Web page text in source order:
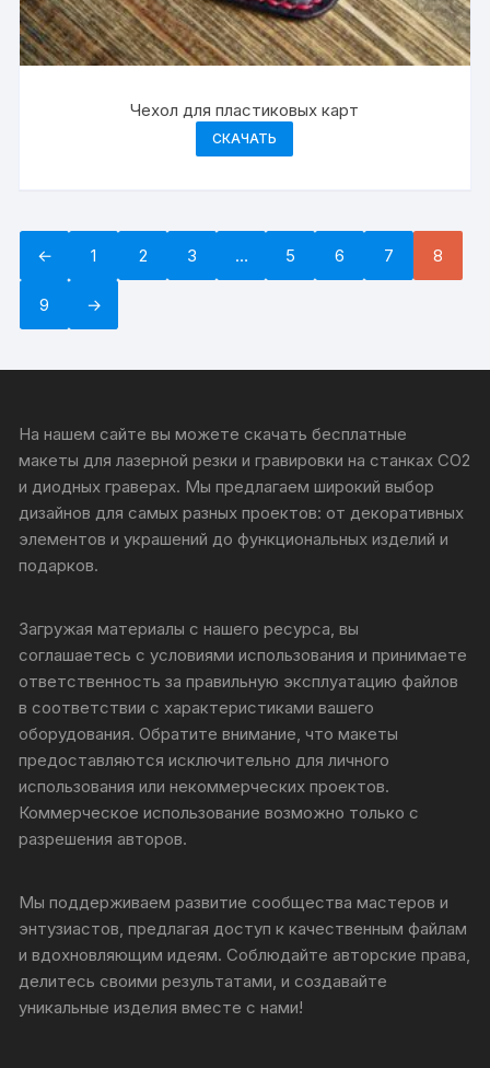
Чехол для пластиковых карт
СКАЧАТЬ
← 1 2 3 … 5 6 7 8
9 →
На нашем сайте вы можете скачать бесплатные
макеты для лазерной резки и гравировки на станках CO2
и диодных граверах. Мы предлагаем широкий выбор
дизайнов для самых разных проектов: от декоративных
элементов и украшений до функциональных изделий и
подарков.
Загружая материалы с нашего ресурса, вы
соглашаетесь с условиями использования и принимаете
ответственность за правильную эксплуатацию файлов
в соответствии с характеристиками вашего
оборудования. Обратите внимание, что макеты
предоставляются исключительно для личного
использования или некоммерческих проектов.
Коммерческое использование возможно только с
разрешения авторов.
Мы поддерживаем развитие сообщества мастеров и
энтузиастов, предлагая доступ к качественным файлам
и вдохновляющим идеям. Соблюдайте авторские права,
делитесь своими результатами, и создавайте
уникальные изделия вместе с нами!